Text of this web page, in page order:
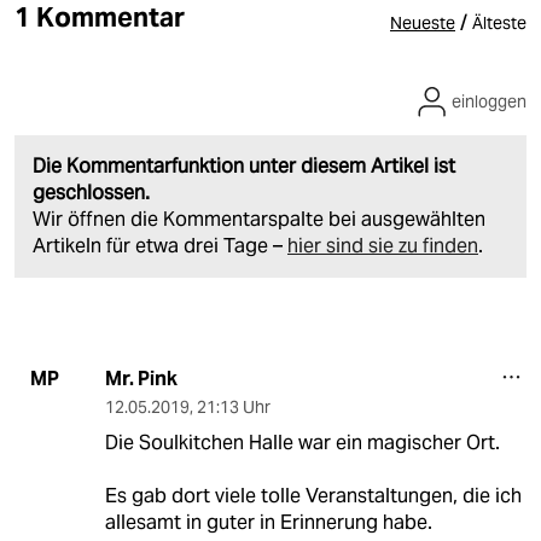
1 Kommentar Neueste / Älteste
Die Kommentarfunktion unter diesem Artikel ist
geschlossen.
Wir öffnen die Kommentarspalte bei ausgewählten
Artikeln für etwa drei Tage – hier sind sie zu finden.
einloggen
MP Mr. Pink
12.05.2019, 21:13 Uhr
Die Soulkitchen Halle war ein magischer Ort.
Es gab dort viele tolle Veranstaltungen, die ich
allesamt in guter in Erinnerung habe.